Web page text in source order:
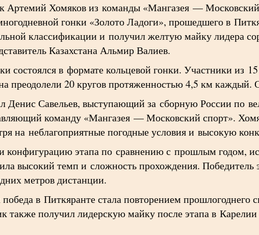
Артемий Хомяков из команды «Мангазея — Московский
гонки «Золото Ладоги», прошедшего в
классификации и получил желтую майку лидера
Казахстана Альмир Валиев.
состоялся в формате кольцевой гонки. Участники из
преодолели 20 кругов протяженностью 4,5 км каждый.
Савельев, выступающий за сборную России по
команду «Мангазея — Московский спорт».
на неблагоприятные погодные условия и высокую
конфигурацию этапа по сравнению с прошлым годом,
высокий темп и сложность прохождения. Победитель
метров дистанции.
в Питкяранте стала повторением
также получил лидерскую майку после этапа в